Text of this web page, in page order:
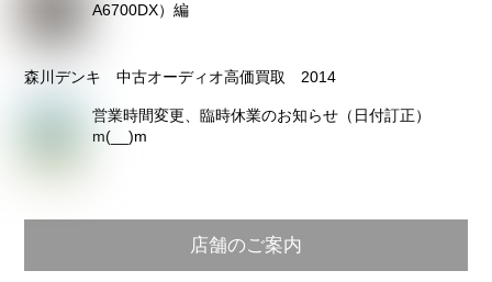
A6700DX）編
森川デンキ 中古オーディオ高価買取 2014
営業時間変更、臨時休業のお知らせ（日付訂正）
m(__)m
店舗のご案内